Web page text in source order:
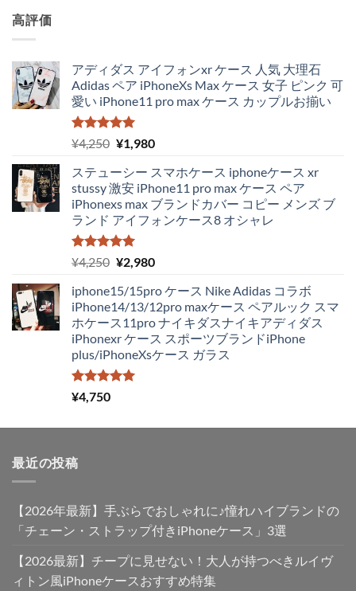
高評価
アディダス アイフォンxr ケース 人気 大理石
Adidas ペア iPhoneXs Max ケース 女子 ピンク 可
愛い iPhone11 pro max ケース カップルお揃い
5段階中
5.00
の評価
¥4,250 元
価
格
は
¥4,250
で
し
¥1,980現
の
価
格
は
で
ステューシー スマホケース iphoneケース xr
stussy 激安 iPhone11 pro max ケース ペア
iPhonexs max ブランドカバー コピー メンズ ブ
ランド アイフォンケース8 オシャレ
5段階中
5.00
の評価
¥4,250 元
価
格
は
¥4,250
で
し
¥2,980現
の
価
格
は
¥2,980
iphone15/15pro ケース Nike Adidas コラボ
iPhone14/13/12pro maxケース ペアルック スマ
ホケース11pro ナイキダスナイキアディダス
iPhonexr ケース スポーツブランドiPhone
plus/iPhoneXsケース ガラス
5段階中
5.00
¥4,750
最近の投稿
【2026年最新】手ぶらでおしゃれに♪憧れハイブランドの
「チェーン・ストラップ付きiPhoneケース」3選
【2026最新】チープに見せない！大人が持つべきルイヴ
ィトン風iPhoneケースおすすめ特集